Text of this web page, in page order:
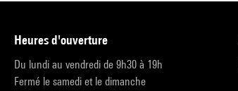
heures d'ouverture
Du lundi au vendredi de 9h30 à 19h
Fermé le samedi et le dimanche